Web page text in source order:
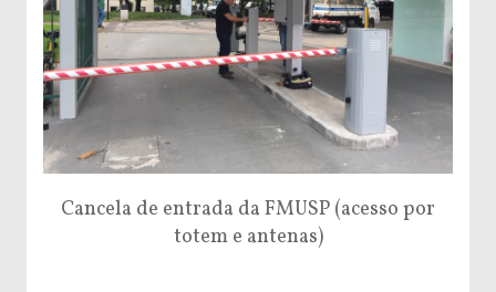
Cancela de entrada da FMUSP (acesso por
totem e antenas)